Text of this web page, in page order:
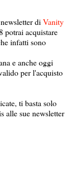
di Vanity
potrai acquistare
infatti sono
e anche oggi
per l'acquisto
ti basta solo
alle sue newsletter